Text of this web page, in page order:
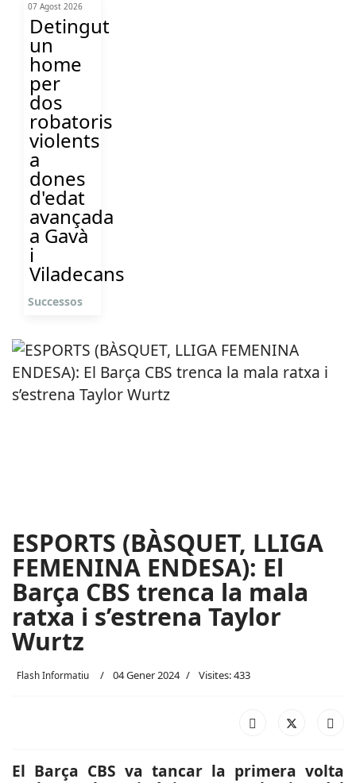
07 Agost 2026
Detingut
un
home
per
dos
robatoris
violents
a
dones
d'edat
avançada
a Gavà
i
Viladecans
Successos
ESPORTS (BÀSQUET, LLIGA
FEMENINA ENDESA): El
Barça CBS trenca la mala
ratxa i s’estrena Taylor
Wurtz
Flash Informatiu 04 Gener 2024 Visites: 433
El Barça CBS va tancar la primera volta